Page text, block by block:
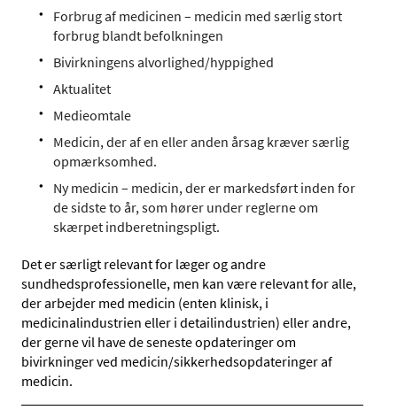
Forbrug af medicinen – medicin med særlig stort
forbrug blandt befolkningen
Bivirkningens alvorlighed/hyppighed
Aktualitet
Medieomtale
Medicin, der af en eller anden årsag kræver særlig
opmærksomhed.
Ny medicin – medicin, der er markedsført inden for
de sidste to år, som hører under reglerne om
skærpet indberetningspligt.
Det er særligt relevant for læger og andre
sundhedsprofessionelle, men kan være relevant for alle,
der arbejder med medicin (enten klinisk, i
medicinalindustrien eller i detailindustrien) eller andre,
der gerne vil have de seneste opdateringer om
bivirkninger ved medicin/sikkerhedsopdateringer af
medicin.